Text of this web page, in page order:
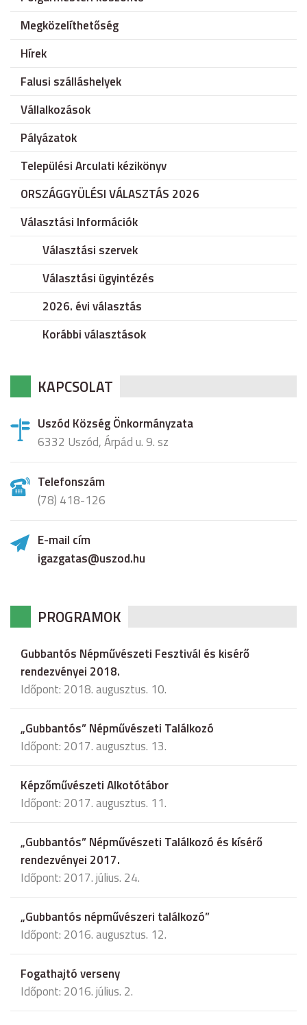
Megközelíthetőség
Hírek
Falusi szálláshelyek
Vállalkozások
Pályázatok
Települési Arculati kézikönyv
ORSZÁGGYÜLÉSI VÁLASZTÁS 2026
Választási Információk
Választási szervek
Választási ügyintézés
2026. évi választás
Korábbi választások
KAPCSOLAT
Uszód Község Önkormányzata
6332 Uszód, Árpád u. 9. sz
Telefonszám
(78) 418-126
E-mail cím
igazgatas@uszod.hu
PROGRAMOK
Gubbantós Népművészeti Fesztivál és kisérő
rendezvényei 2018.
Időpont: 2018. augusztus. 10.
„Gubbantós” Népművészeti Találkozó
Időpont: 2017. augusztus. 13.
Képzőművészeti Alkotótábor
Időpont: 2017. augusztus. 11.
„Gubbantós” Népművészeti Találkozó és kísérő
rendezvényei 2017.
Időpont: 2017. július. 24.
„Gubbantós népművészeri találkozó”
Időpont: 2016. augusztus. 12.
Fogathajtó verseny
Időpont: 2016. július. 2.